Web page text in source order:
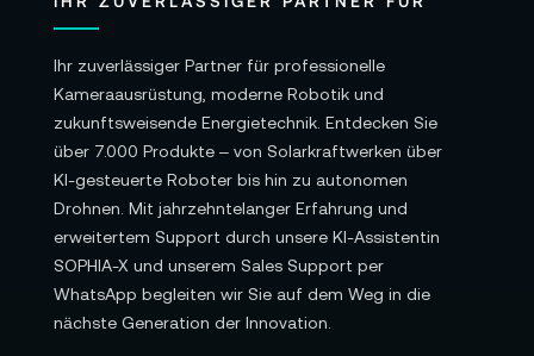
Ihr zuverlässiger Partner für professionelle
Kameraausrüstung, moderne Robotik und
zukunftsweisende Energietechnik. Entdecken Sie
über 7.000 Produkte – von Solarkraftwerken über
KI-gesteuerte Roboter bis hin zu autonomen
Drohnen. Mit jahrzehntelanger Erfahrung und
erweitertem Support durch unsere KI-Assistentin
SOPHIA-X und unserem Sales Support per
WhatsApp begleiten wir Sie auf dem Weg in die
nächste Generation der Innovation.